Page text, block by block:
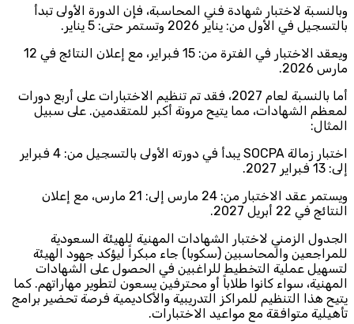
وبالنسبة لاختبار شهادة فني المحاسبة، فإن الدورة الأولى تبدأ
بالتسجيل في الأول من: يناير 2026 وتستمر حتى: 5 يناير.
ويعقد الاختبار في الفترة من: 15 فبراير، مع إعلان النتائج في 12
مارس 2026.
أما بالنسبة لعام 2027، فقد تم تنظيم الاختبارات على أربع دورات
لمعظم الشهادات، مما يتيح مرونة أكبر للمتقدمين. على سبيل
المثال:
اختبار زمالة SOCPA يبدأ في دورته الأولى بالتسجيل من: 4 فبراير
إلى: 13 فبراير 2027.
ويستمر عقد الاختبار من: 24 مارس إلى: 21 مارس، مع إعلان
النتائج في 22 أبريل 2027.
الجدول الزمني لاختبار الشهادات المهنية للهيئة السعودية
للمراجعين والمحاسبين (سكوبا) جاء مبكراً ليؤكد جهود الهيئة
لتسهيل عملية التخطيط للراغبين في الحصول على الشهادات
المهنية، سواء كانوا طلاباً أو محترفين يسعون لتطوير مهاراتهم. كما
يتيح هذا التنظيم للمراكز التدريبية والأكاديمية فرصة تحضير برامج
تأهيلية متوافقة مع مواعيد الاختبارات.